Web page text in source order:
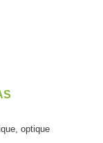
optique